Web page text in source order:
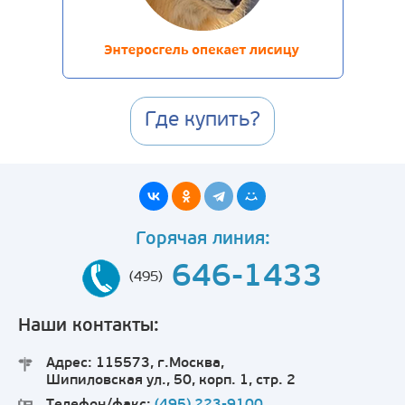
Где купить?
Горячая линия:
(495) 646-1433
Наши контакты:
Адрес: 115573, г.Москва,
Шипиловская ул., 50, корп. 1, стр. 2